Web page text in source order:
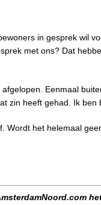
in gesprek wil
met ons? Dat
Eenmaal
zin heeft gehad. Ik ben
Wordt het helemaal